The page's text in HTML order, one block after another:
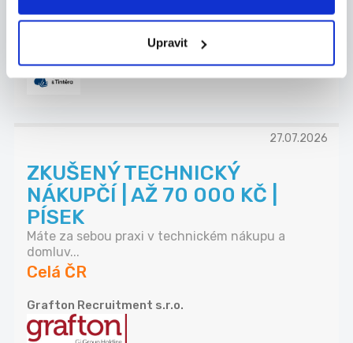
Upravit
Celá ČR
27.07.2026
ZKUŠENÝ TECHNICKÝ
NÁKUPČÍ | AŽ 70 000 KČ |
PÍSEK
Máte za sebou praxi v technickém nákupu a
domluv...
Celá ČR
Grafton Recruitment s.r.o.